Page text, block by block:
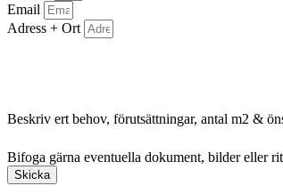
Email
Adress + Ort
Beskriv ert behov, förutsättningar, antal m2 &
Bifoga gärna eventuella dokument, bilder eller
Skicka